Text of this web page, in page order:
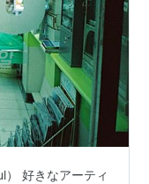
） 好きなアーティ